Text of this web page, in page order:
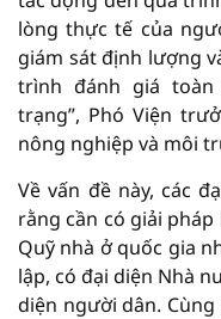
lòng thực tế của
giám sát định lượng
trình đánh giá
trạng”, Phó Viện
nông nghiệp và môi
Về vấn đề này, các
rằng cần có giải
Quỹ nhà ở quốc gia
lập, có đại diện Nhà
diện người dân.